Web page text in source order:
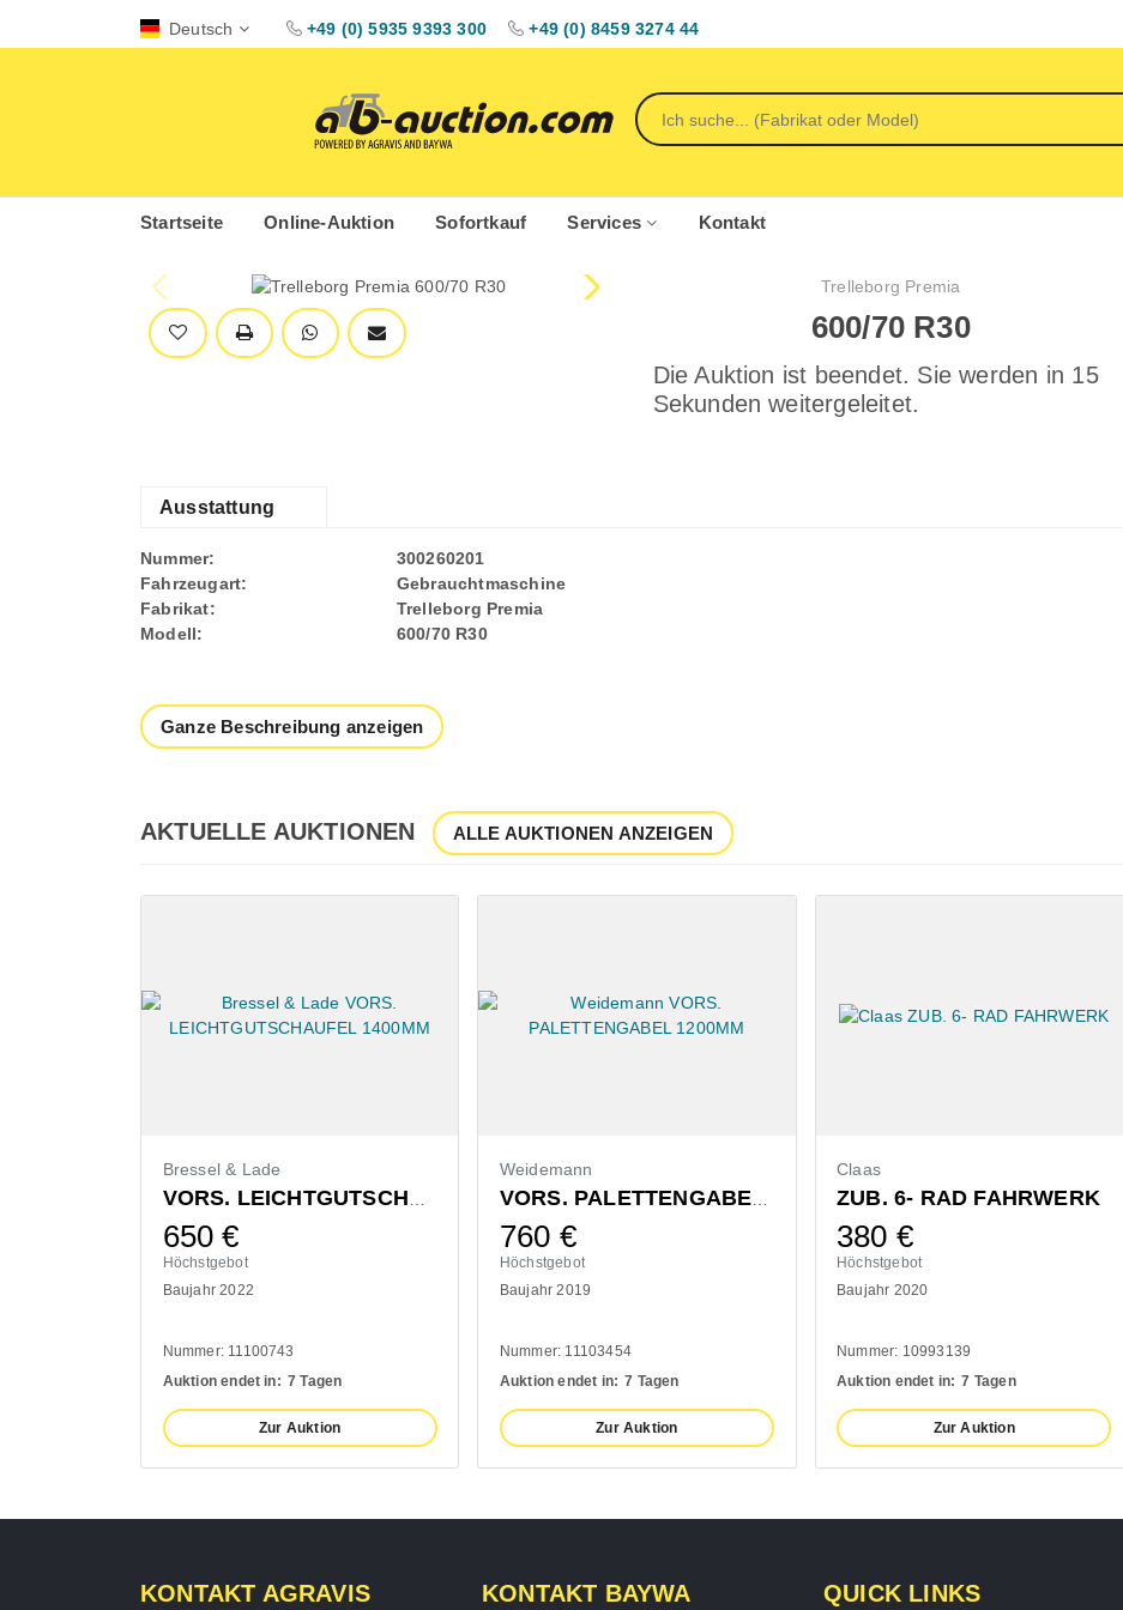
Deutsch +49 (0) 5935 9393 300 +49 (0) 8459 3274 44
Startseite Online-Auktion Sofortkauf Services Kontakt
Trelleborg Premia
600/70 R30
Die Auktion ist beendet. Sie werden in 15
Sekunden weitergeleitet.
Ausstattung
Nummer:
300260201
Fahrzeugart:
Gebrauchtmaschine
Fabrikat:
Trelleborg Premia
Modell:
600/70 R30
Ganze Beschreibung anzeigen
AKTUELLE AUKTIONEN ALLE AUKTIONEN ANZEIGEN
Bressel & Lade
650 €
Höchstgebot
Baujahr 2022
Nummer: 11100743
Auktion endet in: 7 Tagen
Zur Auktion
Weidemann
760 €
Höchstgebot
Baujahr 2019
Nummer: 11103454
Auktion endet in: 7 Tagen
Zur Auktion
Claas
ZUB. 6- RAD FAHRWERK
380 €
Höchstgebot
Baujahr 2020
Nummer: 10993139
Auktion endet in: 7 Tagen
Zur Auktion
KONTAKT AGRAVIS KONTAKT BAYWA QUICK LINKS